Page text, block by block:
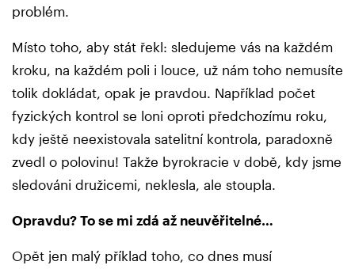
problém.
Místo toho, aby stát řekl: sledujeme vás na každém
kroku, na každém poli i louce, už nám toho nemusíte
tolik dokládat, opak je pravdou. Například počet
fyzických kontrol se loni oproti předchozímu roku,
kdy ještě neexistovala satelitní kontrola, paradoxně
zvedl o polovinu! Takže byrokracie v době, kdy jsme
sledováni družicemi, neklesla, ale stoupla.
Opravdu? To se mi zdá až neuvěřitelné…
Opět jen malý příklad toho, co dnes musí